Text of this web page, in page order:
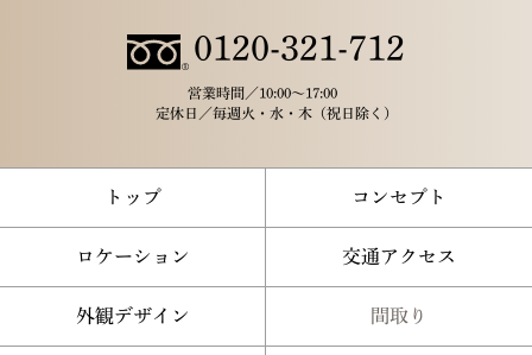
0120-321-712
営業時間／10:00～17:00
定休日／毎週火・水・木（祝日除く）
トップ コンセプト
ロケーション 交通アクセス
外観デザイン 間取り